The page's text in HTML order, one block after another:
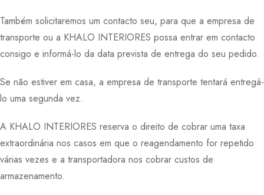
Também solicitaremos um contacto seu, para que a empresa de
transporte ou a KHALO INTERIORES possa entrar em contacto
consigo e informá-lo da data prevista de entrega do seu pedido.
Se não estiver em casa, a empresa de transporte tentará entregá-
lo uma segunda vez.
A KHALO INTERIORES reserva o direito de cobrar uma taxa
extraordinária nos casos em que o reagendamento for repetido
várias vezes e a transportadora nos cobrar custos de
armazenamento.